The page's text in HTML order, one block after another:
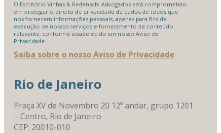
O Escritório Vinhas & Redenschi Advogados está comprometido
em proteger o direito de privacidade de dados de todos que
nos fornecem informações pessoais, apenas para fins de
execução de nossos serviços e fornecimento de conteúdo
relevante, conforme estabelecido em nosso Aviso de
Privacidade.
Saiba sobre o nosso Aviso de Privacidade
Rio de Janeiro
Praça XV de Novembro 20 12º andar, grupo 1201
– Centro, Rio de Janeiro
CEP: 20010-010